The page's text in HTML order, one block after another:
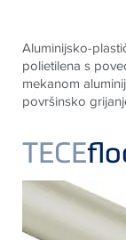
Aluminijsko-
polietilena s
mekanom
površinsko
TECE